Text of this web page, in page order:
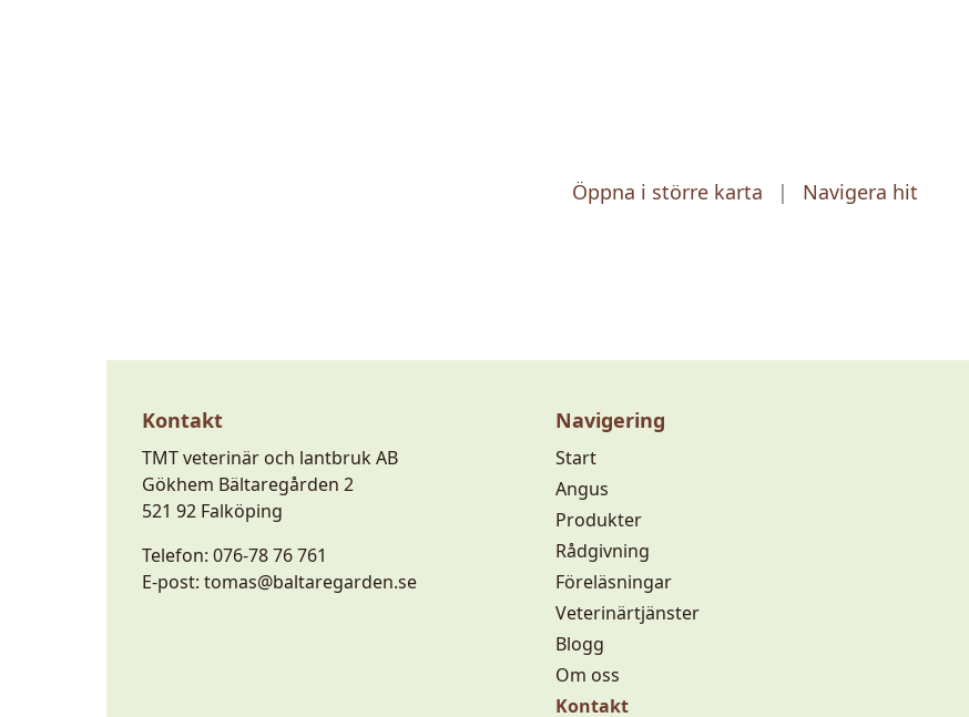
Öppna i större karta | Navigera hit
Kontakt
TMT veterinär och lantbruk AB
Gökhem Bältaregården 2
521 92 Falköping
Telefon: 076-78 76 761
E-post: tomas@baltaregarden.se
Navigering
Start
Angus
Produkter
Rådgivning
Föreläsningar
Veterinärtjänster
Blogg
Om oss
Kontakt